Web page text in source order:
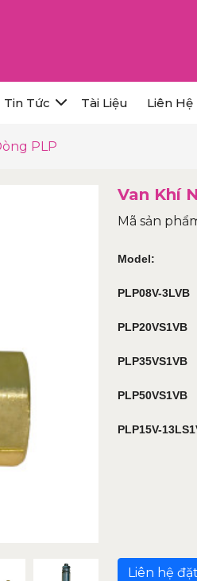
Tin Tức Tài Liệu Liên Hệ
PLP
Van Khí
Mã sản
Model:
PLP08V-
PLP15V-
Liên hệ